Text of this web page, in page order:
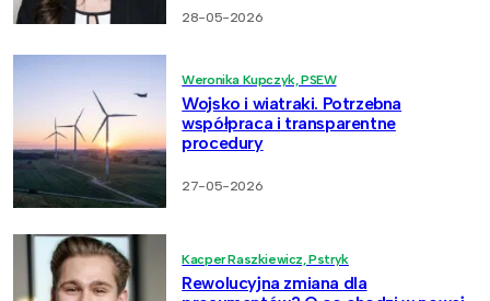
28-05-2026
Weronika Kupczyk, PSEW
Wojsko i wiatraki. Potrzebna
współpraca i transparentne
procedury
27-05-2026
Kacper Raszkiewicz, Pstryk
Rewolucyjna zmiana dla